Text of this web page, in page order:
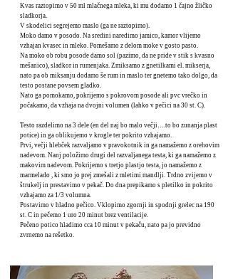
Kvas raztopimo v 50 ml mlačnega mleka, ki mu dodamo 1 čajno žličko
sladkorja.
V skodelici segrejemo maslo (ga ne raztopimo).
Moko damo v posodo. Na sredini naredimo jamico, kamor vlijemo
vzhajan kvasec in mleko. Pomešamo z delom moke v gosto pasto.
Na moko ob robu posode damo sol (pazimo, da ne pride v stik s kvasno
mešanico), sladkor in rumenjaka. Zmiksamo z gnetilkami el. mikserja,
nato pa ob miksanju dodamo še rum in maslo ter gnetemo tako dolgo, da
testo postane povsem gladko.
Nato ga pomokamo, pokrijemo s pokrovom posode ali pvc vrečko in
počakamo, da vzhaja na dvojni volumen (lahko v pečici na 30 st. C).
Testo razdelimo na 3 dele (en del naj bo malo večji….to bo zunanja plast
potice) in ga oblikujemo v krogle ter pokrito vzhajamo.
Prvi, večji hlebček razvaljamo v pravokotnik in ga namažemo z orehovim
nadevom. Nanj položimo drugi del razvaljanega testa, ki ga namažemo z
makovim nadevom. Pokrijemo s tretjo plastjo testa, jo namažemo z
marmelado , ki smo jo prej zmešali z mletimi mandlji. Trdno zvijemo v
štrukelj in prestavimo v pekač. Do dna prepikamo s pletilko in pokrito
vzhajamo za 1/3 volumna.
Postavimo v hladno pečico. Vklopimo zgornji in spodnji grelec na 190
st. C in pečemo 1 uro 20 minut brez ventilacije.
Pečeno potico hladimo cca 10 minut v pekaču, nato pa jo previdno
zvrnemo na rešetko.